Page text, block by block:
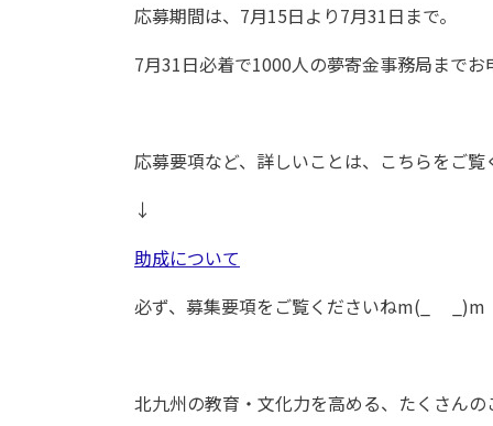
応募期間は、7月15日より7月31日まで。
7月31日必着で1000人の夢寄金事務局までお
応募要項など、詳しいことは、こちらをご覧
↓
助成について
必ず、募集要項をご覧くださいねm(_ _)m
北九州の教育・文化力を高める、たくさん